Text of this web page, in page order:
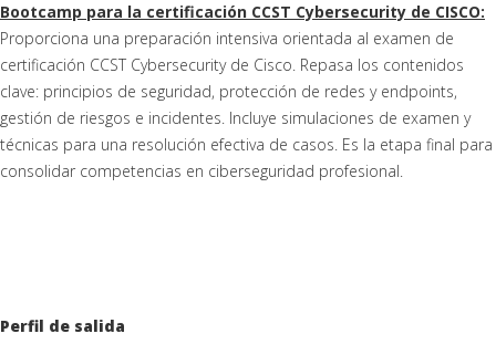
Bootcamp para la certificación CCST Cybersecurity de CISCO:
Proporciona una preparación intensiva orientada al examen de
certificación CCST Cybersecurity de Cisco. Repasa los contenidos
clave: principios de seguridad, protección de redes y endpoints,
gestión de riesgos e incidentes. Incluye simulaciones de examen y
técnicas para una resolución efectiva de casos. Es la etapa final para
consolidar competencias en ciberseguridad profesional.
Perfil de salida